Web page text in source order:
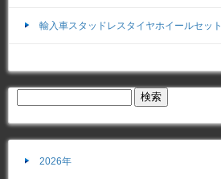
輸入車スタッドレスタイヤホイールセット
2026年